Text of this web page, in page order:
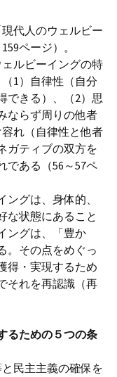
代人のウェルビー
ページ）。
ルビーイングの特
1）自律性（自分
できる）、（2）思
ならず周りの他者
れ（自律性と他者
ガティブの双方を
である（56～57ペ
グは、身体的、
な状態にあること
ングは、「豊か
。その点をめぐっ
得・実現するため
それを再認識（再
るための５つの条
民主主義の確保を